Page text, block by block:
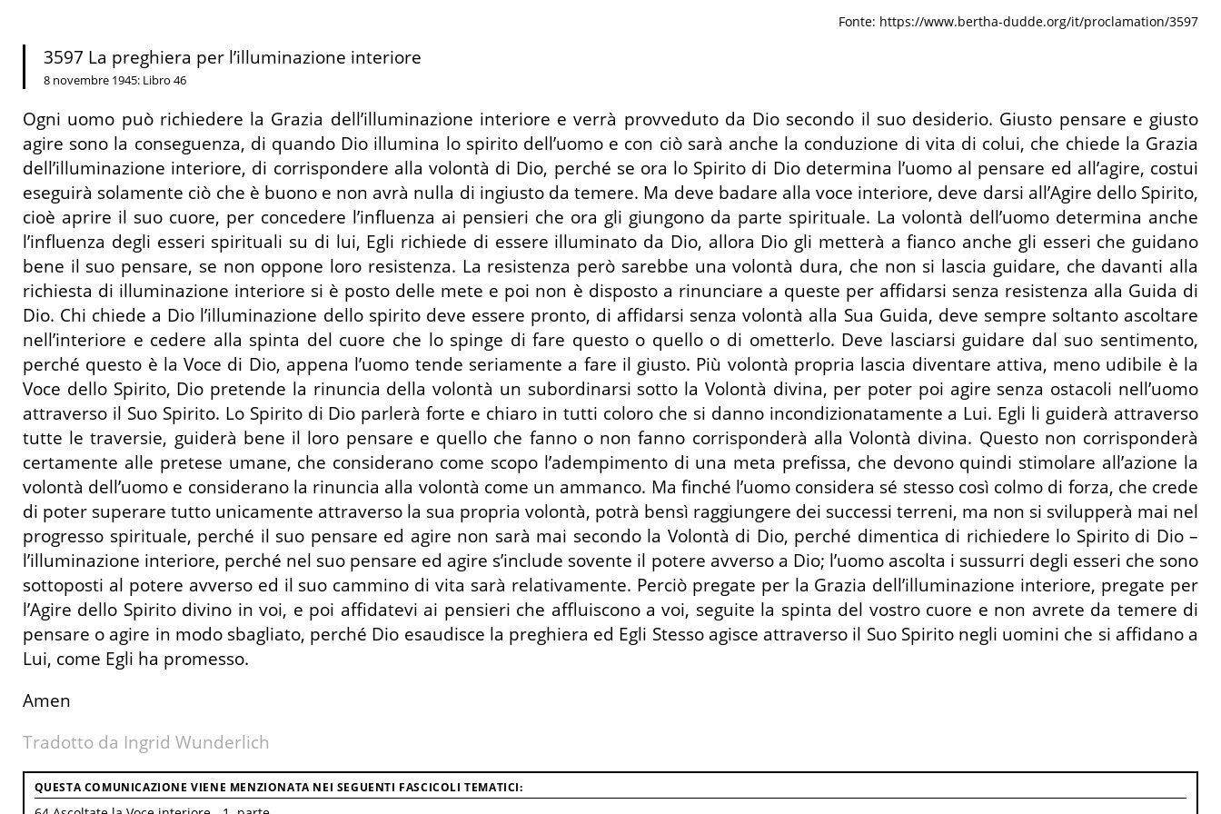
Fonte: https://www.bertha-dudde.org/it/proclamation/3597
3597 La preghiera per l’illuminazione interiore
8 novembre 1945: Libro 46
Ogni uomo può richiedere la Grazia dell’illuminazione interiore e verrà provveduto da Dio secondo il suo desiderio. Giusto pensare e giusto
agire sono la conseguenza, di quando Dio illumina lo spirito dell’uomo e con ciò sarà anche la conduzione di vita di colui, che chiede la Grazia
dell’illuminazione interiore, di corrispondere alla volontà di Dio, perché se ora lo Spirito di Dio determina l’uomo al pensare ed all’agire, costui
eseguirà solamente ciò che è buono e non avrà nulla di ingiusto da temere. Ma deve badare alla voce interiore, deve darsi all’Agire dello Spirito,
cioè aprire il suo cuore, per concedere l’influenza ai pensieri che ora gli giungono da parte spirituale. La volontà dell’uomo determina anche
l’influenza degli esseri spirituali su di lui, Egli richiede di essere illuminato da Dio, allora Dio gli metterà a fianco anche gli esseri che guidano
bene il suo pensare, se non oppone loro resistenza. La resistenza però sarebbe una volontà dura, che non si lascia guidare, che davanti alla
richiesta di illuminazione interiore si è posto delle mete e poi non è disposto a rinunciare a queste per affidarsi senza resistenza alla Guida di
Dio. Chi chiede a Dio l’illuminazione dello spirito deve essere pronto, di affidarsi senza volontà alla Sua Guida, deve sempre soltanto ascoltare
nell’interiore e cedere alla spinta del cuore che lo spinge di fare questo o quello o di ometterlo. Deve lasciarsi guidare dal suo sentimento,
perché questo è la Voce di Dio, appena l’uomo tende seriamente a fare il giusto. Più volontà propria lascia diventare attiva, meno udibile è la
Voce dello Spirito, Dio pretende la rinuncia della volontà un subordinarsi sotto la Volontà divina, per poter poi agire senza ostacoli nell’uomo
attraverso il Suo Spirito. Lo Spirito di Dio parlerà forte e chiaro in tutti coloro che si danno incondizionatamente a Lui. Egli li guiderà attraverso
tutte le traversie, guiderà bene il loro pensare e quello che fanno o non fanno corrisponderà alla Volontà divina. Questo non corrisponderà
certamente alle pretese umane, che considerano come scopo l’adempimento di una meta prefissa, che devono quindi stimolare all’azione la
volontà dell’uomo e considerano la rinuncia alla volontà come un ammanco. Ma finché l’uomo considera sé stesso così colmo di forza, che crede
di poter superare tutto unicamente attraverso la sua propria volontà, potrà bensì raggiungere dei successi terreni, ma non si svilupperà mai nel
progresso spirituale, perché il suo pensare ed agire non sarà mai secondo la Volontà di Dio, perché dimentica di richiedere lo Spirito di Dio –
l’illuminazione interiore, perché nel suo pensare ed agire s’include sovente il potere avverso a Dio; l’uomo ascolta i sussurri degli esseri che sono
sottoposti al potere avverso ed il suo cammino di vita sarà relativamente. Perciò pregate per la Grazia dell’illuminazione interiore, pregate per
l’Agire dello Spirito divino in voi, e poi affidatevi ai pensieri che affluiscono a voi, seguite la spinta del vostro cuore e non avrete da temere di
pensare o agire in modo sbagliato, perché Dio esaudisce la preghiera ed Egli Stesso agisce attraverso il Suo Spirito negli uomini che si affidano a
Lui, come Egli ha promesso.
Amen
Tradotto da Ingrid Wunderlich
QUESTA COMUNICAZIONE VIENE MENZIONATA NEI SEGUENTI FASCICOLI TEMATICI: